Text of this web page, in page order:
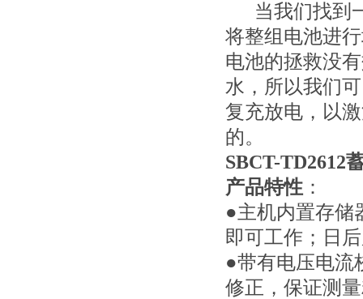
当我们找到
将整组电池进
电池的拯救没
水，所以我们
复充放电，以
的。
SBCT-TD2612
产品特性 ：
●主机内置存储
即可工作；日
●带有电压电流
修正，保证测